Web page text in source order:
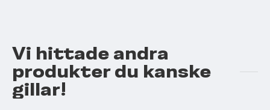
Vi hittade andra
produkter du kanske
gillar!